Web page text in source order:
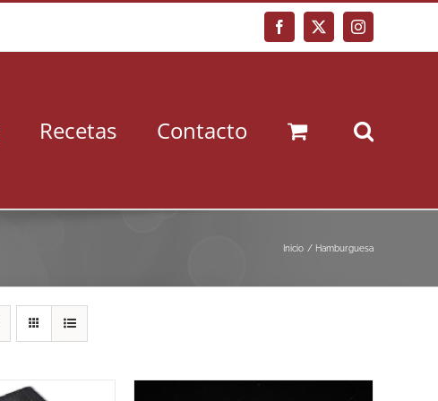
Facebook
X Instagram
Recetas Contacto
Inicio Hamburguesa